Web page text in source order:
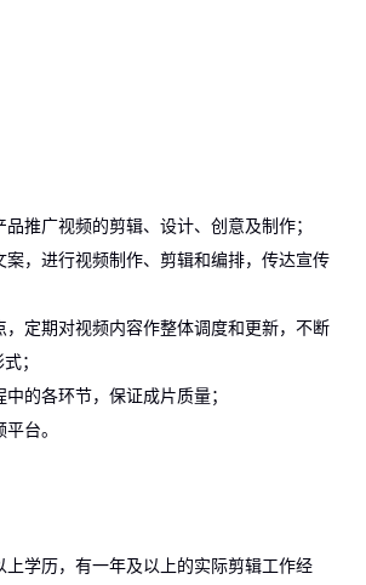
推广视频的剪辑、设计、创意及制作；
，进行视频制作、剪辑和编排，传达宣传
定期对视频内容作整体调度和更新，不断
；
的各环节，保证成片质量；
台。
上学历，有一年及以上的实际剪辑工作经